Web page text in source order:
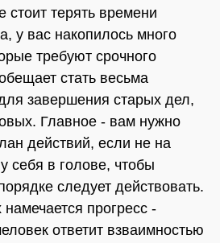
стоит терять времени
у вас накопилось много
требуют срочного
стать весьма
завершения старых дел,
Главное - вам нужно
действий, если не на
себя в голове, чтобы
следует действовать.
прогресс -
ответит взваимностью